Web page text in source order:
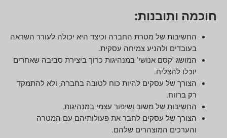
חוכמה ותובנות:
החשיבות של מטרת החברה וכיצד היא יכולה לעורר השראה
בעובדים ולהניע צמיחה עסקית.
המושג 'קסם אנושי' במנהיגות כרוך ביצירת סביבה שאחרים
יוכלו להצליח.
הצורך של עסקים להיות כוח לטובה בחברה, ולא להתמקד
רק ברווח.
החשיבות של משוב ושיפור עצמי במנהיגות.
הצורך של עסקים לחבר את פעולותיהם עם המטרה
והערכים המוצהרים שלהם.